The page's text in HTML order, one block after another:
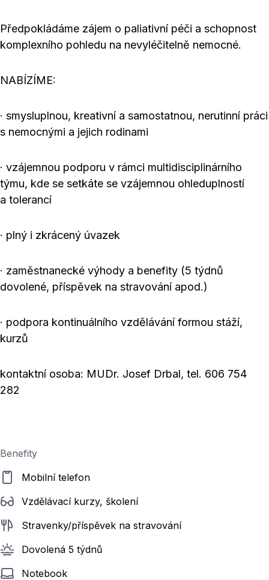
Předpokládáme zájem o paliativní péči a schopnost
komplexního pohledu na nevyléčitelně nemocné.
NABÍZÍME:
· smysluplnou, kreativní a samostatnou, nerutinní práci
s nemocnými a jejich rodinami
· vzájemnou podporu v rámci multidisciplinárního
týmu, kde se setkáte se vzájemnou ohleduplností
a tolerancí
· plný i zkrácený úvazek
· zaměstnanecké výhody a benefity (5 týdnů
dovolené, příspěvek na stravování apod.)
· podpora kontinuálního vzdělávání formou stáží,
kurzů
kontaktní osoba: MUDr. Josef Drbal, tel. 606 754
282
Benefity
Mobilní telefon
Vzdělávací kurzy, školení
Stravenky/příspěvek na stravování
Dovolená 5 týdnů
Notebook